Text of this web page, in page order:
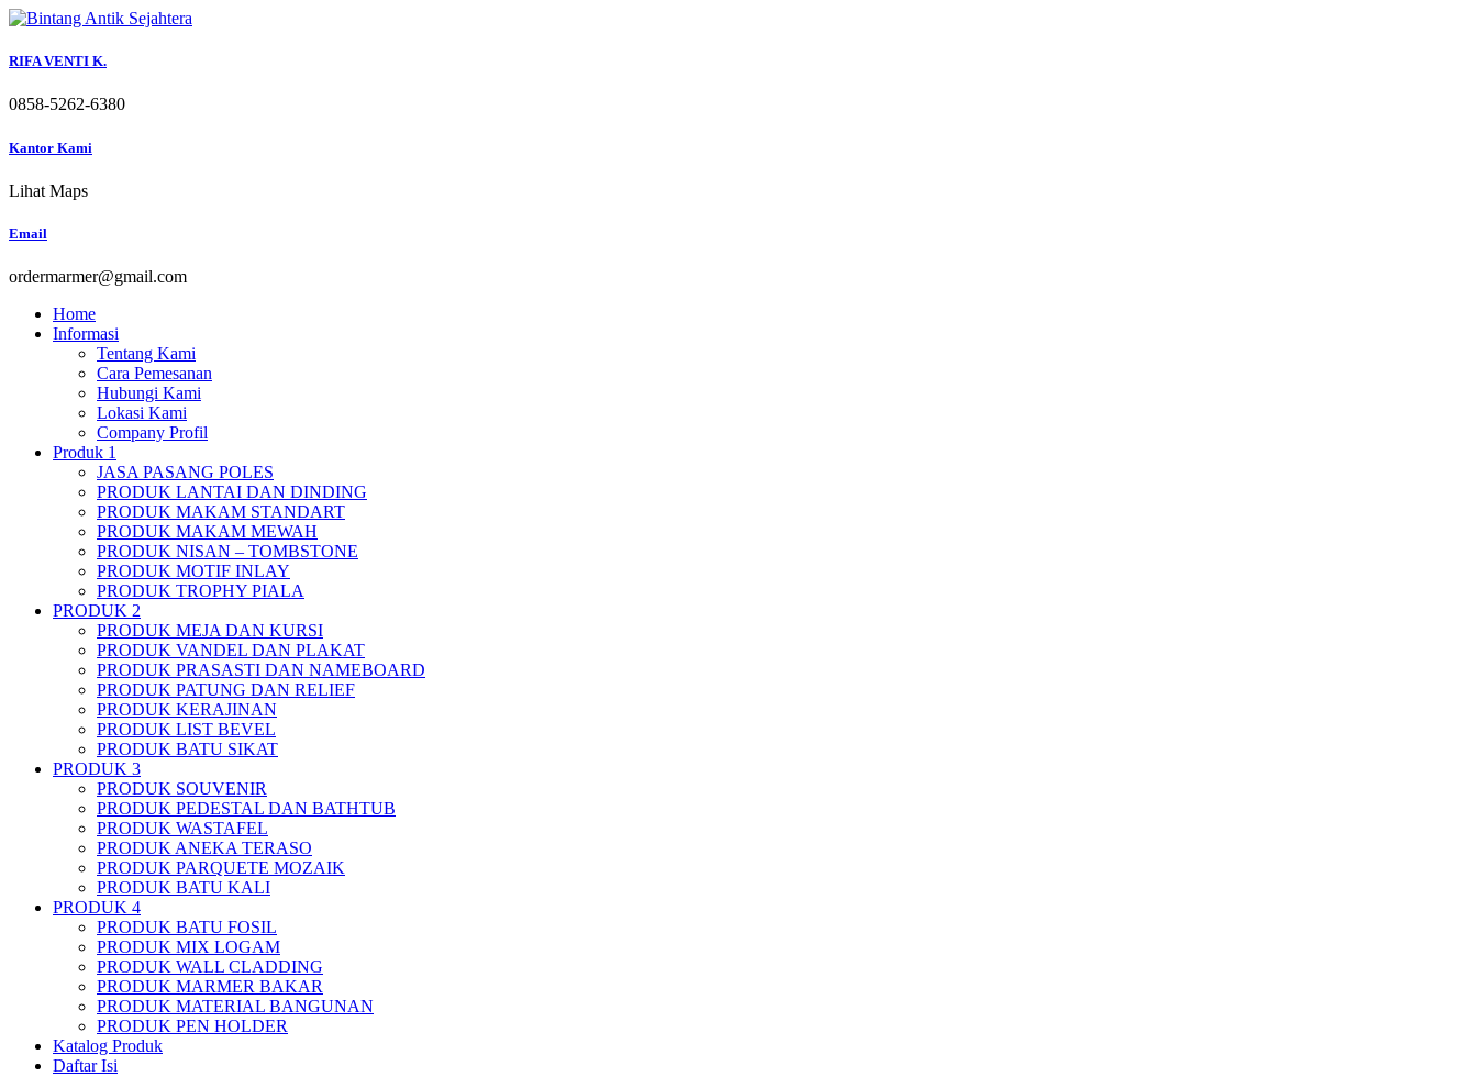
Skip
content
RIFA VENTI K.
0858-5262-6380
Kantor Kami
Lihat Maps
Email
ordermarmer@gmail.com
Home
Informasi
Tentang Kami
Cara Pemesanan
Hubungi Kami
Lokasi Kami
Company Profil
Produk 1
JASA PASANG POLES
PRODUK LANTAI DAN DINDING
PRODUK MAKAM STANDART
PRODUK MAKAM MEWAH
PRODUK NISAN – TOMBSTONE
PRODUK MOTIF INLAY
PRODUK TROPHY PIALA
PRODUK 2
PRODUK MEJA DAN KURSI
PRODUK VANDEL DAN PLAKAT
PRODUK PRASASTI DAN NAMEBOARD
PRODUK PATUNG DAN RELIEF
PRODUK KERAJINAN
PRODUK LIST BEVEL
PRODUK BATU SIKAT
PRODUK 3
PRODUK SOUVENIR
PRODUK PEDESTAL DAN BATHTUB
PRODUK WASTAFEL
PRODUK ANEKA TERASO
PRODUK PARQUETE MOZAIK
PRODUK BATU KALI
PRODUK 4
PRODUK BATU FOSIL
PRODUK MIX LOGAM
PRODUK WALL CLADDING
PRODUK MARMER BAKAR
PRODUK MATERIAL BANGUNAN
PRODUK PEN HOLDER
Katalog Produk
Daftar Isi